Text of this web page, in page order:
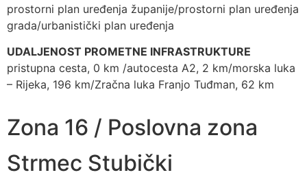
prostorni plan uređenja županije/prostorni plan uređenja
grada/urbanistički plan uređenja
UDALJENOST PROMETNE INFRASTRUKTURE
pristupna cesta, 0 km /autocesta A2, 2 km/morska luka
– Rijeka, 196 km/Zračna luka Franjo Tuđman, 62 km
Zona 16 / Poslovna zona
Strmec Stubički